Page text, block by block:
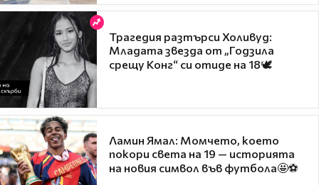
Трагедия разтърси Холивуд:
Младата звезда от „Годзила
срещу Конг“ си отиде на 18🕊️
Ламин Ямал: Момчето, което
покори света на 19 — историята
на новия символ във футбола🤩⚽